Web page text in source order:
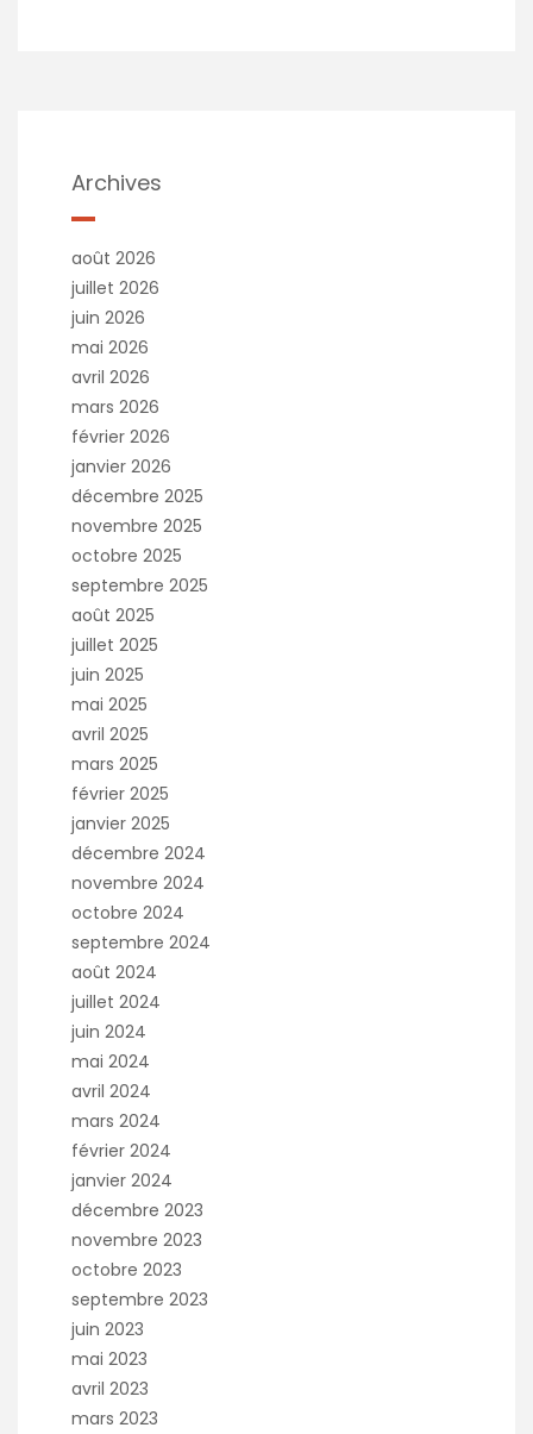
Archives
août 2026
juillet 2026
juin 2026
mai 2026
avril 2026
mars 2026
février 2026
janvier 2026
décembre 2025
novembre 2025
octobre 2025
septembre 2025
août 2025
juillet 2025
juin 2025
mai 2025
avril 2025
mars 2025
février 2025
janvier 2025
décembre 2024
novembre 2024
octobre 2024
septembre 2024
août 2024
juillet 2024
juin 2024
mai 2024
avril 2024
mars 2024
février 2024
janvier 2024
décembre 2023
novembre 2023
octobre 2023
septembre 2023
juin 2023
mai 2023
avril 2023
mars 2023